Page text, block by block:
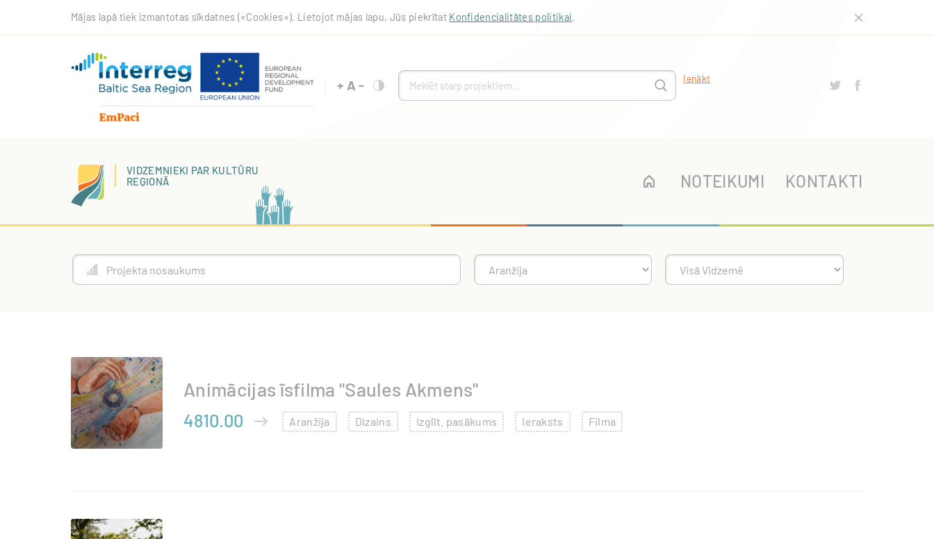
galveno
Mājas lapā tiek izmantotas sīkdatnes («Cookies»). Lietojot mājas lapu, Jūs piekrītat Konfidencialitātes politikai.
+ A - Ienākt
VIDZEMNIEKI PAR KULTŪRU
REĢIONĀ
NOTEIKUMI KONTAKTI
Animācijas īsfilma "Saules Akmens"
4810.00 Aranžija Dizains Izglīt. pasākums Ieraksts Filma